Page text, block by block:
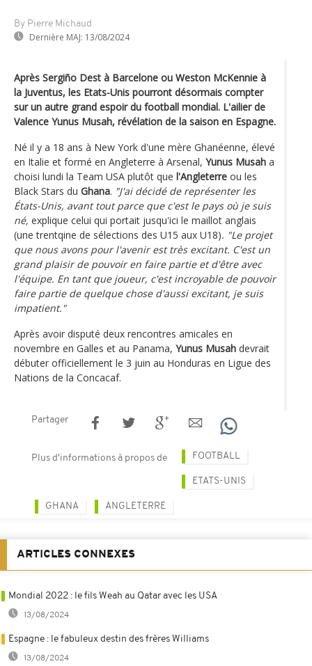
By Pierre Michaud
Dernière MAJ: 13/08/2024
Après Sergiño Dest à Barcelone ou Weston McKennie à
la Juventus, les Etats-Unis pourront désormais compter
sur un autre grand espoir du football mondial. L'ailier de
Valence Yunus Musah, révélation de la saison en Espagne.
Né il y a 18 ans à New York d'une mère Ghanéenne, élevé
en Italie et formé en Angleterre à Arsenal, Yunus Musah a
choisi lundi la Team USA plutôt que l'Angleterre ou les
Black Stars du Ghana. "J'ai décidé de représenter les
États-Unis, avant tout parce que c'est le pays où je suis
né, explique celui qui portait jusqu'ici le maillot anglais
(une trentqine de sélections des U15 aux U18). "Le projet
que nous avons pour l'avenir est très excitant. C'est un
grand plaisir de pouvoir en faire partie et d'être avec
l'équipe. En tant que joueur, c'est incroyable de pouvoir
faire partie de quelque chose d'aussi excitant, je suis
impatient."
Après avoir disputé deux rencontres amicales en
novembre en Galles et au Panama, Yunus Musah devrait
débuter officiellement le 3 juin au Honduras en Ligue des
Nations de la Concacaf.
Partager
Plus d'informations à propos de FOOTBALL
ETATS-UNIS
GHANA ANGLETERRE
ARTICLES CONNEXES
Mondial 2022 : le fils Weah au Qatar avec les USA
13/08/2024
Espagne : le fabuleux destin des frères Williams
13/08/2024